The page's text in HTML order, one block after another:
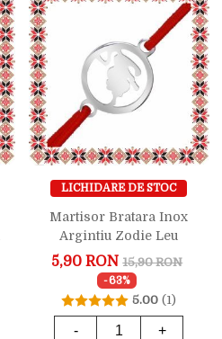
LICHIDARE DE STOC
Martisor Bratara Inox
Argintiu Zodie Leu
5,90 RON 15,90 RON
-63%
5.00 (1)
- +